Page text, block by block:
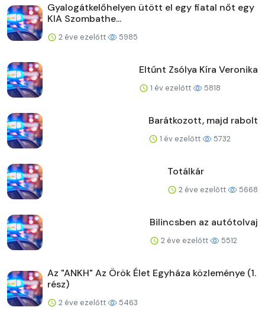
Gyalogátkelőhelyen ütött el egy fiatal nőt egy
KIA Szombathe...
2 éve ezelőtt 5985
Eltűnt Zsólya Kíra Veronika
1 év ezelőtt 5818
Barátkozott, majd rabolt
1 év ezelőtt 5732
Totálkár
2 éve ezelőtt 5668
Bilincsben az autótolvaj
2 éve ezelőtt 5512
Az "ANKH" Az Örök Élet Egyháza közleménye (1.
rész)
2 éve ezelőtt 5463